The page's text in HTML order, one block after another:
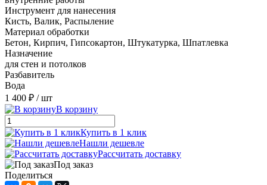
Инструмент для нанесения
Кисть, Валик, Распыление
Материал обработки
Бетон, Кирпич, Гипсокартон, Штукатурка, Шпатлевка
Назначение
для стен и потолков
Разбавитель
Вода
1 400 ₽ / шт
В корзину
Купить в 1 клик
Нашли дешевле
Рассчитать доставку
Под заказ
Поделиться